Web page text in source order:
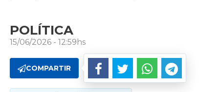
POLÍTICA
15/06/2026 - 12:59hs
COMPARTIR